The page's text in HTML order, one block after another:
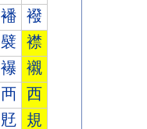
襎 襏
襞 襟
襮 襯
襾 西
覎 規